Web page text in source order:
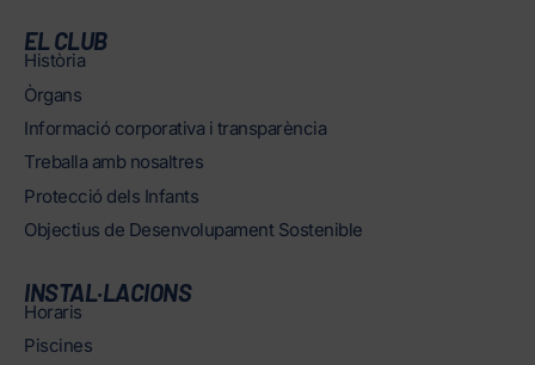
EL CLUB
Història
Òrgans
Informació corporativa i transparència
Treballa amb nosaltres
Protecció dels Infants
Objectius de Desenvolupament Sostenible
INSTAL·LACIONS
Horaris
Piscines